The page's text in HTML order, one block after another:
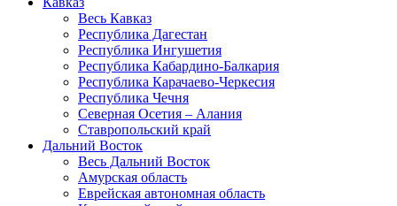
Весь Кавказ
Республика Дагестан
Республика Ингушетия
Республика Кабардино-Балкария
Республика Карачаево-Черкесия
Республика Чечня
Северная Осетия – Алания
Ставропольский край
Дальний Восток
Весь Дальний Восток
Амурская область
Еврейская автономная область